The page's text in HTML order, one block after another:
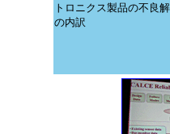
トロニクス製品の不良
の内訳